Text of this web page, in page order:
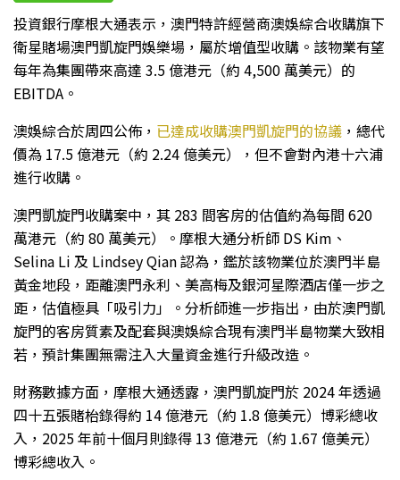
投資銀行摩根大通表示，澳門特許經營商澳娛綜合收購旗下
衛星賭場澳門凱旋門娛樂場，屬於增值型收購。該物業有望
每年為集團帶來高達 3.5 億港元（約 4,500 萬美元）的
EBITDA。
澳娛綜合於周四公佈， 已達成收購澳門凱旋門的協議 ，總代
價為 17.5 億港元（約 2.24 億美元），但不會對內港十六浦
進行收購。
澳門凱旋門收購案中，其 283 間客房的估值約為每間 620
萬港元（約 80 萬美元）。摩根大通分析師 DS Kim、
Selina Li 及 Lindsey Qian 認為，鑑於該物業位於澳門半島
黃金地段，距離澳門永利、美高梅及銀河星際酒店僅一步之
距，估值極具「吸引力」。分析師進一步指出，由於澳門凱
旋門的客房質素及配套與澳娛綜合現有澳門半島物業大致相
若，預計集團無需注入大量資金進行升級改造。
財務數據方面，摩根大通透露，澳門凱旋門於 2024 年透過
四十五張賭枱錄得約 14 億港元（約 1.8 億美元）博彩總收
入，2025 年前十個月則錄得 13 億港元（約 1.67 億美元）
博彩總收入。